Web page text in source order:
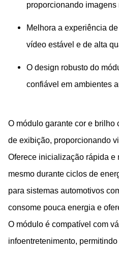
proporcionando
Melhora a experiência
vídeo estável e de alta
O design robusto do
confiável em ambientes
O módulo garante cor e brilho
de exibição, proporcionando
Oferece inicialização rápida e
mesmo durante ciclos de
para sistemas automotivos
consome pouca energia e
O módulo é compatível com
infoentretenimento,